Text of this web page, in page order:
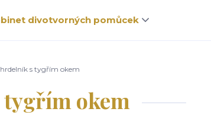
divotvorných pomůcek
s tygřím okem
okem